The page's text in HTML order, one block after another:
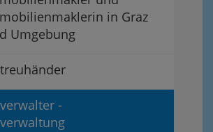
in Graz
Umgebung
-